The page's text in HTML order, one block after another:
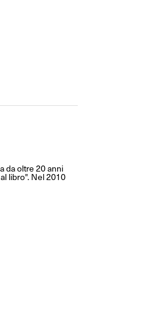
da oltre 20 anni
libro". Nel 2010